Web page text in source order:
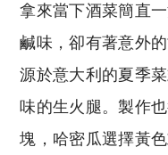
拿來當下酒菜簡直
鹹味，卻有著意外
源於意大利的夏季
味的生火腿。製作
塊，哈密瓜選擇黃